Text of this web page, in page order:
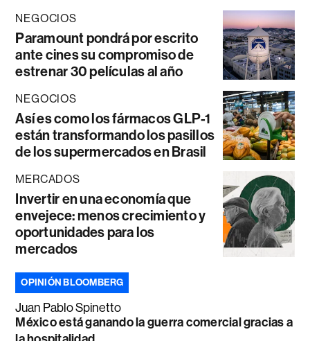
NEGOCIOS
Paramount pondrá por escrito
ante cines su compromiso de
estrenar 30 películas al año
NEGOCIOS
Así es como los fármacos GLP-1
están transformando los pasillos
de los supermercados en Brasil
MERCADOS
Invertir en una economía que
envejece: menos crecimiento y
oportunidades para los
mercados
OPINIÓN BLOOMBERG
Juan Pablo Spinetto
México está ganando la guerra comercial gracias a